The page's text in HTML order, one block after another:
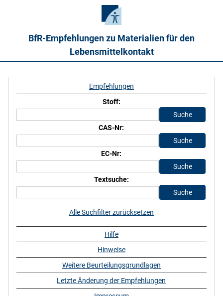
BfR-Empfehlungen zu Materialien für den
Lebensmittelkontakt
Empfehlungen
Stoff:
CAS-Nr:
EC-Nr:
Textsuche:
Alle Suchfilter zurücksetzen
Hilfe
Hinweise
Weitere Beurteilungsgrundlagen
Letzte Änderung der Empfehlungen